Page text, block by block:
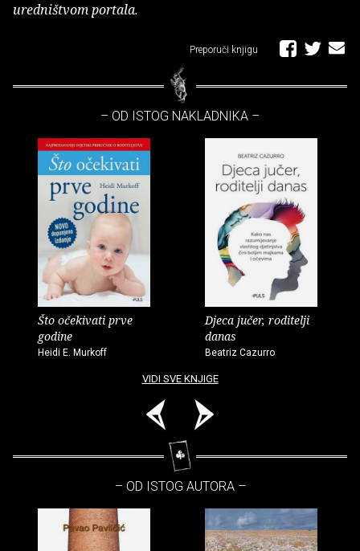
uredništvom portala.
Preporuči knjigu
– OD ISTOG NAKLADNIKA –
Što očekivati prve
godine
Heidi E. Murkoff
Djeca jučer, roditelji
danas
Beatriz Cazurro
VIDI SVE KNJIGE
– OD ISTOG AUTORA –